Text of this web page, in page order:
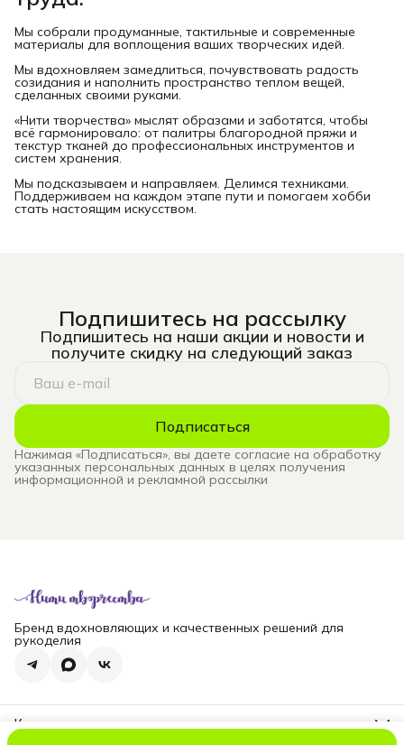
Мы собрали продуманные, тактильные и современные
материалы для воплощения ваших творческих идей.
Мы вдохновляем замедлиться, почувствовать радость
созидания и наполнить пространство теплом вещей,
сделанных своими руками.
«Нити творчества» мыслят образами и заботятся, чтобы
всё гармонировало: от палитры благородной пряжи и
текстур тканей до профессиональных инструментов и
систем хранения.
Мы подсказываем и направляем. Делимся техниками.
Поддерживаем на каждом этапе пути и помогаем хобби
стать настоящим искусством.
Подпишитесь на рассылку
Подпишитесь на наши акции и новости и
получите скидку на следующий заказ
Подписаться
Нажимая «Подписаться», вы даете согласие на обработку
указанных персональных данных в целях получения
информационной и рекламной рассылки
Бренд вдохновляющих и качественных решений для
рукоделия
Контакты